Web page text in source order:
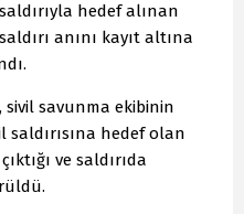
hedef alınan
anını kayıt altına
savunma ekibinin
saldırısına hedef olan
ve saldırıda